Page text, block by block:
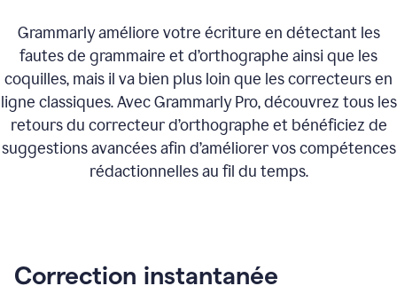
Grammarly améliore votre écriture en détectant les
fautes de grammaire et d’orthographe ainsi que les
coquilles, mais il va bien plus loin que les correcteurs en
ligne classiques. Avec Grammarly Pro, découvrez tous les
retours du correcteur d’orthographe et bénéficiez de
suggestions avancées afin d’améliorer vos compétences
rédactionnelles au fil du temps.
Correction instantanée